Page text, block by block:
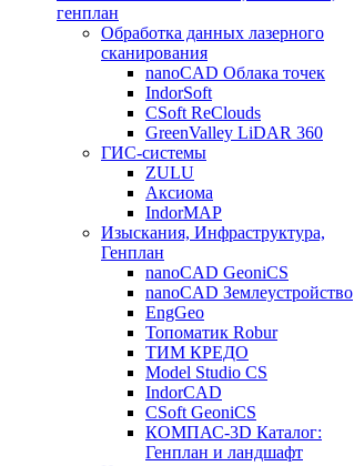
генплан
Обработка данных лазерного
сканирования
nanoCAD Облака точек
IndorSoft
CSoft ReClouds
GreenValley LiDAR 360
ГИС-системы
ZULU
Аксиома
IndorMAP
Изыскания, Инфраструктура,
Генплан
nanoCAD GeoniCS
nanoCAD Землеустройство
EngGeo
Топоматик Robur
ТИМ КРЕДО
Model Studio CS
IndorCAD
CSoft GeoniCS
КОМПАС-3D Каталог:
Генплан и ландшафт